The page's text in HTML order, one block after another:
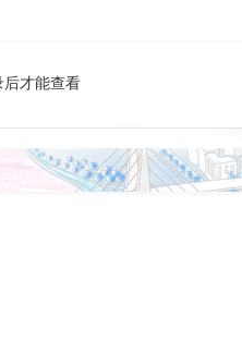
后才能查看